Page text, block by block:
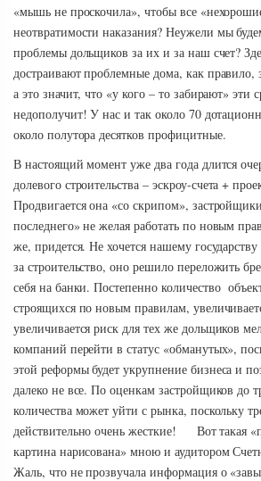
«мышь не проскочила», чтобы все
неотвратимости наказания? Неужели мы
проблемы дольщиков за их и за наш счет?
достраивают проблемные дома, как правило,
а это значит, что «у кого – то забирают» эти
недополучит! У нас и так около 70
около полутора десятков профицитные.
В настоящий момент уже два года длится
долевого строительства – эскроу-счета +
Продвигается она «со скрипом»,
последнего» не желая работать по новым
же, придется. Не хочется нашему государству
за строительство, оно решило переложить
себя на банки. Постепенно количество
строящихся по новым правилам,
увеличивается риск для тех же дольщиков
компаний перейти в статус «обманутых»,
этой реформы будет укрупнение бизнеса и
далеко не все. По оценкам застройщиков до
количества может уйти с рынка, поскольку
действительно очень жесткие! Вот такая
картина нарисована» мною и аудитором
Жаль, что не прозвучала информация о